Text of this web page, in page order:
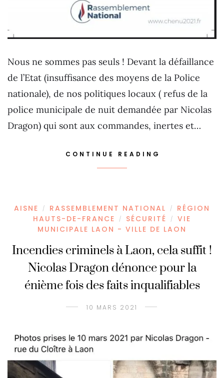
Nous ne sommes pas seuls ! Devant la défaillance
de l’Etat (insuffisance des moyens de la Police
nationale), de nos politiques locaux ( refus de la
police municipale de nuit demandée par Nicolas
Dragon) qui sont aux commandes, inertes et…
CONTINUE READING
AISNE / RASSEMBLEMENT NATIONAL /
RÉGION
HAUTS-DE-FRANCE
/ SÉCURITÉ /
VIE
MUNICIPALE LAON - VILLE DE LAON
Incendies criminels à Laon, cela suffit !
Nicolas Dragon dénonce pour la
énième fois des faits inqualifiables
10 MARS 2021